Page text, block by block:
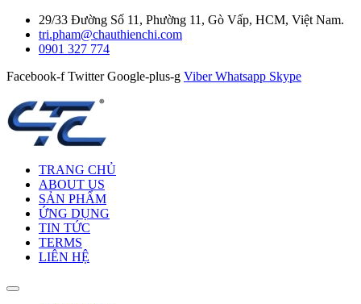
29/33 Đường Số 11, Phường 11, Gò Vấp, HCM, Việt Nam.
tri.pham@chauthienchi.com
0901 327 774
Facebook-f Twitter Google-plus-g Viber Whatsapp Skype
TRANG CHỦ
ABOUT US
SẢN PHẨM
ỨNG DỤNG
TIN TỨC
TERMS
LIÊN HỆ